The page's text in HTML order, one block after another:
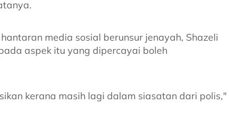
media sosial berunsur jenayah, Shazeli
aspek itu yang dipercayai boleh
kerana masih lagi dalam siasatan dari polis,"